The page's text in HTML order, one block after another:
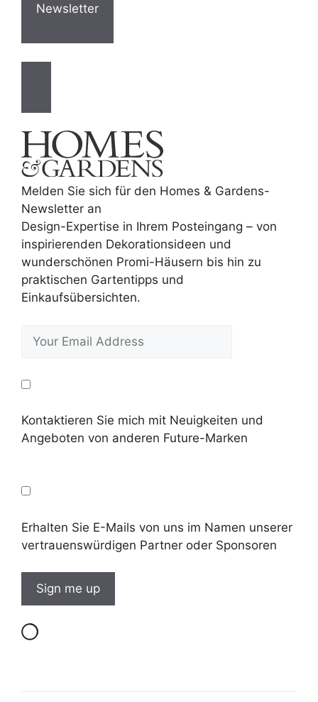
Newsletter
Melden Sie sich für den Homes & Gardens-
Newsletter an
Design-Expertise in Ihrem Posteingang – von
inspirierenden Dekorationsideen und
wunderschönen Promi-Häusern bis hin zu
praktischen Gartentipps und
Einkaufsübersichten.
Kontaktieren Sie mich mit Neuigkeiten und
Angeboten von anderen Future-Marken
Erhalten Sie E-Mails von uns im Namen unserer
vertrauenswürdigen Partner oder Sponsoren